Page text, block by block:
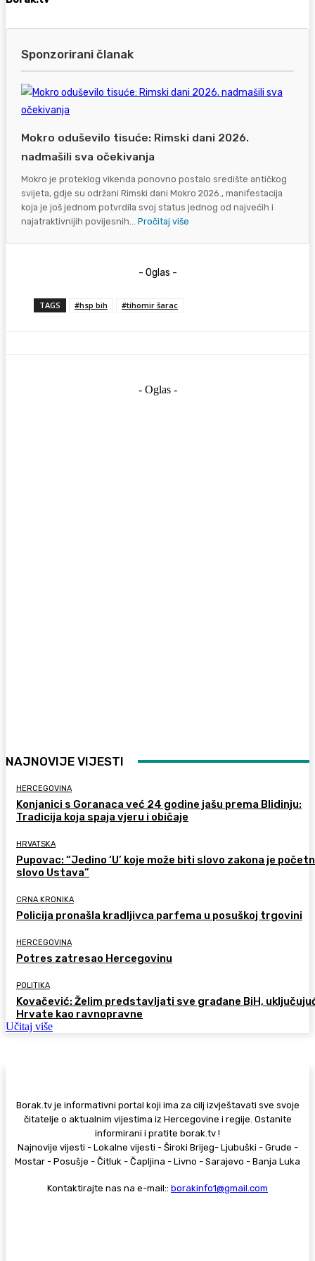
Sponzorirani članak
Mokro oduševilo tisuće: Rimski dani 2026.
nadmašili sva očekivanja
Mokro je proteklog vikenda ponovno postalo središte antičkog
svijeta, gdje su održani Rimski dani Mokro 2026., manifestacija
koja je još jednom potvrdila svoj status jednog od najvećih i
najatraktivnijih povijesnih... Pročitaj više
- Oglas -
TAGS #hsp bih #tihomir šarac
- Oglas -
NAJNOVIJE VIJESTI
HERCEGOVINA
Konjanici s Goranaca već 24 godine jašu prema Blidinju:
Tradicija koja spaja vjeru i običaje
HRVATSKA
Pupovac: “Jedino ‘U’ koje može biti slovo zakona je
slovo Ustava”
CRNA KRONIKA
Policija pronašla kradljivca parfema u posuškoj trgovini
HERCEGOVINA
Potres zatresao Hercegovinu
POLITIKA
Kovačević: Želim predstavljati sve građane BiH,
Hrvate kao ravnopravne
Učitaj više
Borak.tv je informativni portal koji ima za cilj izvještavati sve svoje
čitatelje o aktualnim vijestima iz Hercegovine i regije. Ostanite
informirani i pratite borak.tv !
Najnovije vijesti - Lokalne vijesti - Široki Brijeg- Ljubuški - Grude -
Mostar - Posušje - Čitluk - Čapljina - Livno - Sarajevo - Banja Luka
Kontaktirajte nas na e-mail:: borakinfo1@gmail.com